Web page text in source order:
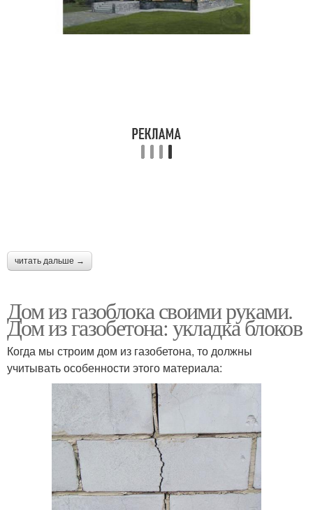
читать дальше →
Дом из газоблока своими руками.
Дом из газобетона: укладка блоков
Когда мы строим дом из газобетона, то должны
учитывать особенности этого материала: